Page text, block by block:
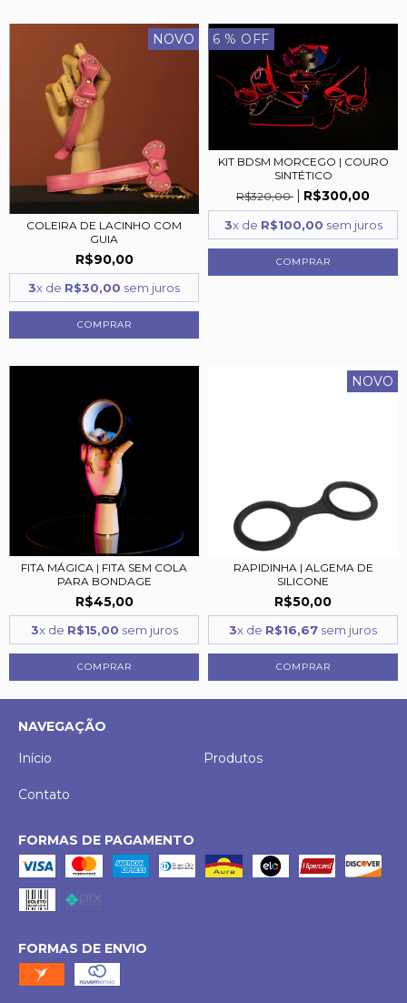
NOVO
COLEIRA DE LACINHO COM
GUIA
R$90,00
3x de R$30,00 sem juros
COMPRAR
6 % OFF
KIT BDSM MORCEGO | COURO
SINTÉTICO
R$320,00
R$300,00
3x de R$100,00 sem juros
FITA MÁGICA | FITA SEM COLA
PARA BONDAGE
R$45,00
3x de R$15,00 sem juros
COMPRAR
NOVO
RAPIDINHA | ALGEMA DE
SILICONE
R$50,00
3x de R$16,67 sem juros
NAVEGAÇÃO
Início
Produtos
Contato
FORMAS DE PAGAMENTO
FORMAS DE ENVIO